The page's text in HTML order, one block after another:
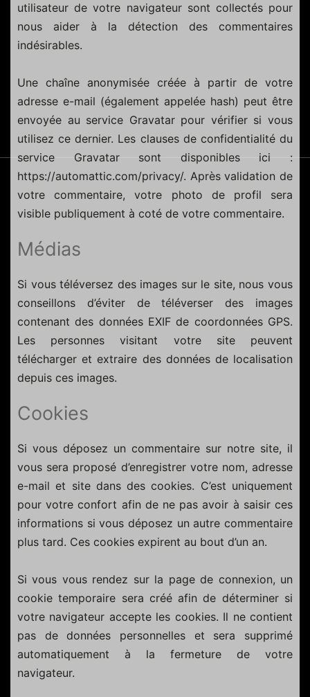
utilisateur de votre navigateur sont collectés pour
nous aider à la détection des commentaires
indésirables.
Une chaîne anonymisée créée à partir de votre
adresse e-mail (également appelée hash) peut être
envoyée au service Gravatar pour vérifier si vous
utilisez ce dernier. Les clauses de confidentialité du
service Gravatar sont disponibles ici :
https://automattic.com/privacy/. Après validation de
votre commentaire, votre photo de profil sera
visible publiquement à coté de votre commentaire.
Médias
Si vous téléversez des images sur le site, nous vous
conseillons d’éviter de téléverser des images
contenant des données EXIF de coordonnées GPS.
Les personnes visitant votre site peuvent
télécharger et extraire des données de localisation
depuis ces images.
Cookies
Si vous déposez un commentaire sur notre site, il
vous sera proposé d’enregistrer votre nom, adresse
e-mail et site dans des cookies. C’est uniquement
pour votre confort afin de ne pas avoir à saisir ces
informations si vous déposez un autre commentaire
plus tard. Ces cookies expirent au bout d’un an.
Si vous vous rendez sur la page de connexion, un
cookie temporaire sera créé afin de déterminer si
votre navigateur accepte les cookies. Il ne contient
pas de données personnelles et sera supprimé
automatiquement à la fermeture de votre
navigateur.